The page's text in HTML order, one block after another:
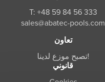
T: +48 59 84 56 333
sales@abatec-pools.com
تعاون
تصبح موزع لدينا!
قانوني